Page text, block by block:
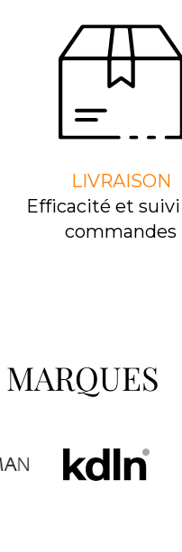
LIVRAISON
Efﬁcacité et
commandes